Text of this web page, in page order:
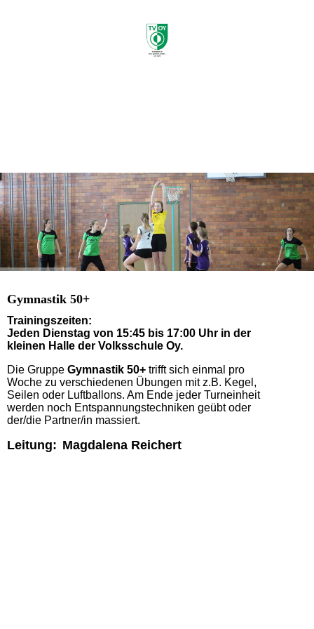
Gymnastik 50+
Trainingszeiten:
Jeden Dienstag von 15:45 bis 17:00 Uhr in der
kleinen Halle der Volksschule Oy.
Die Gruppe Gymnastik 50+ trifft sich einmal pro
Woche zu verschiedenen Übungen mit z.B. Kegel,
Seilen oder Luftballons. Am Ende jeder Turneinheit
werden noch Entspannungstechniken geübt oder
der/die Partner/in massiert.
Leitung: Magdalena Reichert